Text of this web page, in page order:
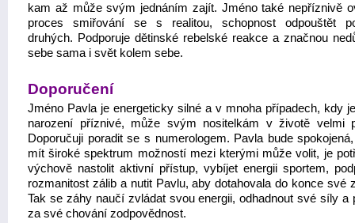
kam až může svým jednáním zajít. Jméno také nepříznivě
proces smiřování se s realitou, schopnost odpouštět
druhých. Podporuje dětinské rebelské reakce a značnou
sebe sama i svět kolem sebe.
Doporučení
Jméno Pavla je energeticky silné a v mnoha případech, kdy
narození příznivé, může svým nositelkám v životě velmi
Doporučuji poradit se s numerologem. Pavla bude
mít široké spektrum možností mezi kterými může volit, je
výchově nastolit aktivní přístup, vybíjet energii sportem,
rozmanitost zálib a nutit Pavlu, aby dotahovala do konce své
Tak se záhy naučí zvládat svou energii, odhadnout své síly a
za své chování zodpovědnost.